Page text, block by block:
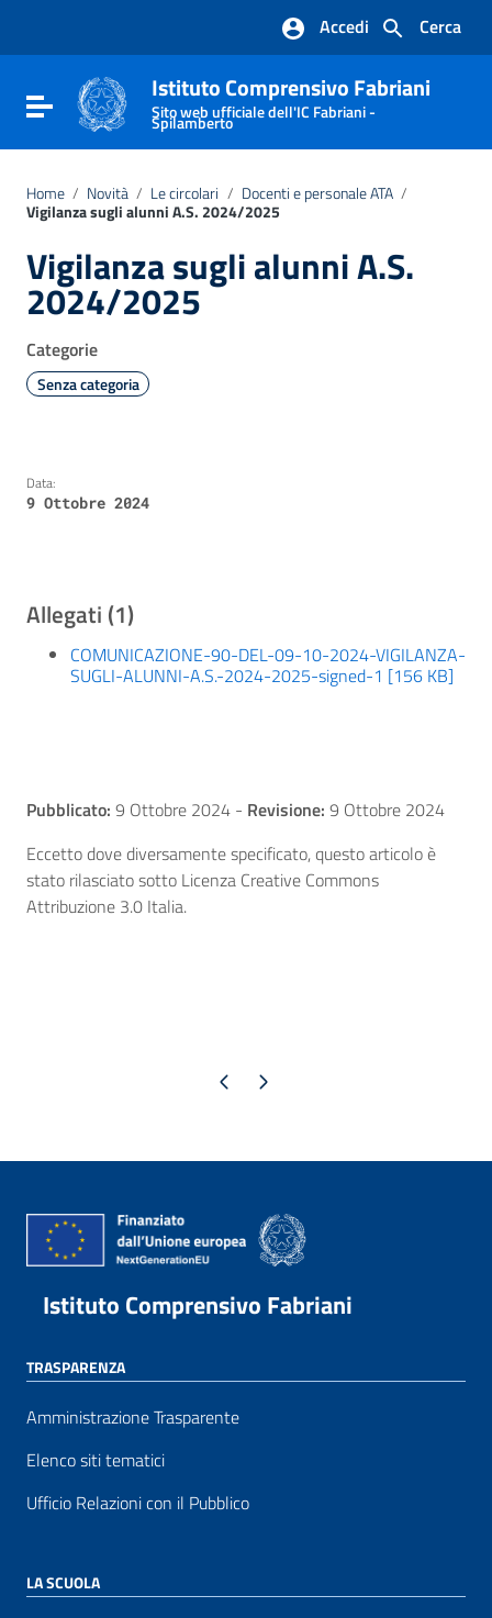
Vai al footer
Cerca
Accedi
Attiva / disattiva la navigazione
Istituto Comprensivo Fabriani
Sito web ufficiale dell'IC Fabriani -
Spilamberto
Home / Novità / Le circolari / Docenti e personale ATA /
Vigilanza sugli alunni A.S. 2024/2025
Vigilanza sugli alunni A.S.
2024/2025
Categorie
Senza categoria
Data:
9 Ottobre 2024
Allegati (1)
COMUNICAZIONE-90-DEL-09-10-2024-VIGILANZA-
SUGLI-ALUNNI-A.S.-2024-2025-signed-1 [156 KB]
Pubblicato: 9 Ottobre 2024 - Revisione: 9 Ottobre 2024
Eccetto dove diversamente specificato, questo articolo è
stato rilasciato sotto Licenza Creative Commons
Attribuzione 3.0 Italia.
Pagina precedente
Pagina successiva
Istituto Comprensivo Fabriani
TRASPARENZA
Amministrazione Trasparente
Elenco siti tematici
Ufficio Relazioni con il Pubblico
LA SCUOLA